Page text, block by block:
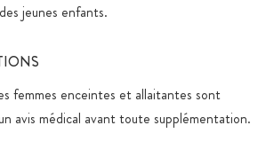
jeunes enfants.
femmes enceintes et allaitantes sont
avis médical avant toute supplémentation.